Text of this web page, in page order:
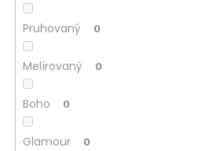
Pruhovaný 0
Melírovaný 0
Boho 0
Glamour 0